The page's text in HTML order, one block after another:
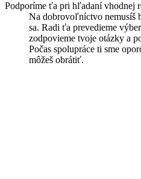
Podporíme ťa pri hľadaní vhodnej
Na dobrovoľníctvo nemusíš
sa. Radi ťa prevedieme
zodpovieme tvoje otázky a
Počas spolupráce ti sme
môžeš obrátiť.